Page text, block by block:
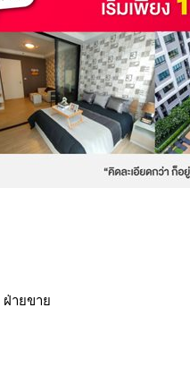
ฝ่ายขาย